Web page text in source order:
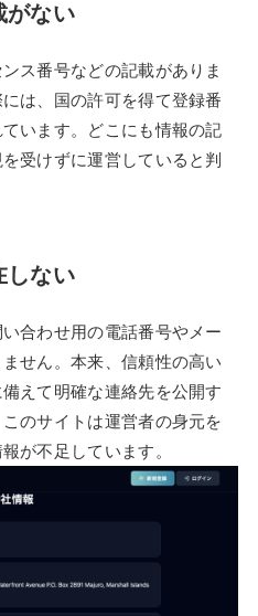
がない
ス番号などの記載がありま
は、国の許可を得て登録番
います。どこにも情報の記
受けずに運営していると判
しない
合わせ用の電話番号やメー
せん。本来、信頼性の高い
えて明確な連絡先を公開す
のサイトは運営者の身元を
が不足しています。